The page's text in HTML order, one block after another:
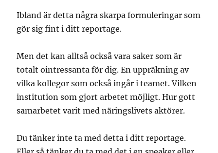
Ibland är detta några skarpa formuleringar som
gör sig fint i ditt reportage.
Men det kan alltså också vara saker som är
totalt ointressanta för dig. En uppräkning av
vilka kollegor som också ingår i teamet. Vilken
institution som gjort arbetet möjligt. Hur gott
samarbetet varit med näringslivets aktörer.
Du tänker inte ta med detta i ditt reportage.